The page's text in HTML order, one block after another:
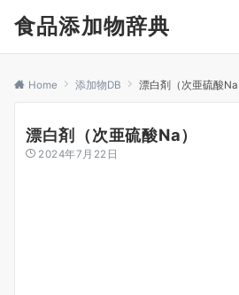
食品添加物辞典
Home 添加物DB 漂白剤（次亜硫酸Na
漂白剤（次亜硫酸Na）
2024年7月22日